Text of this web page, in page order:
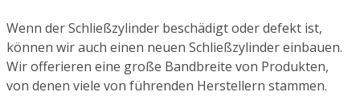
Wenn der Schließzylinder beschädigt oder defekt ist,
können wir auch einen neuen Schließzylinder einbauen.
Wir offerieren eine große Bandbreite von Produkten,
von denen viele von führenden Herstellern stammen.